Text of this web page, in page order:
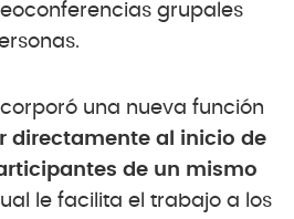
grupales
una nueva función
directamente al inicio de
de un mismo
le facilita el trabajo a los